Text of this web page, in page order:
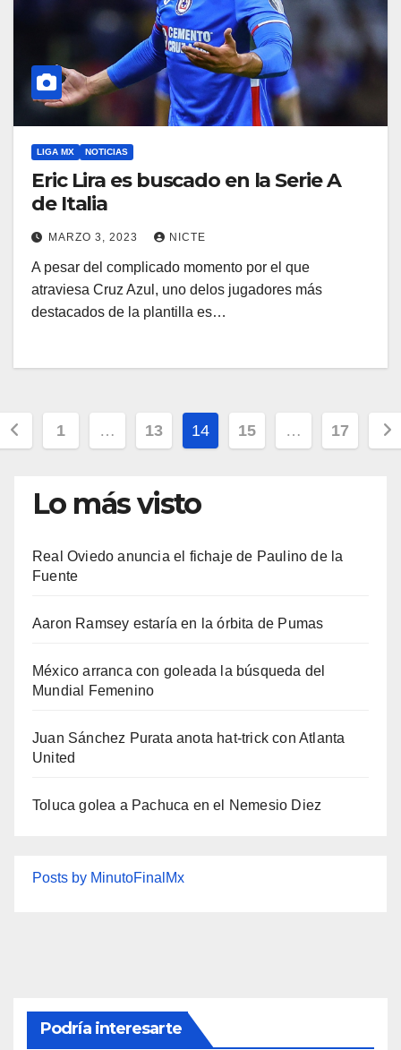
LIGA MX NOTICIAS
Eric Lira es buscado en la Serie A
de Italia
MARZO 3, 2023 NICTE
A pesar del complicado momento por el que
atraviesa Cruz Azul, uno delos jugadores más
destacados de la plantilla es…
1 … 13 14 15 … 17
Lo más visto
Real Oviedo anuncia el fichaje de Paulino de la
Fuente
Aaron Ramsey estaría en la órbita de Pumas
México arranca con goleada la búsqueda del
Mundial Femenino
Juan Sánchez Purata anota hat-trick con Atlanta
United
Toluca golea a Pachuca en el Nemesio Diez
Posts by MinutoFinalMx
Podría interesarte